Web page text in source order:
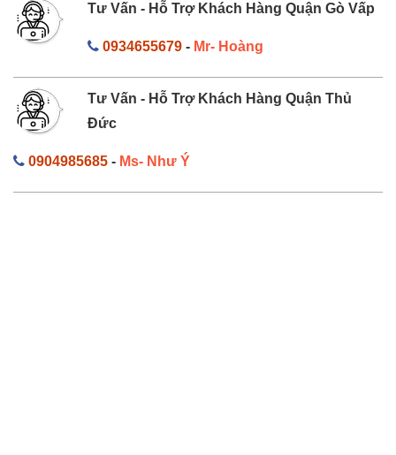
Tư Vấn - Hỗ Trợ Khách Hàng Quận Gò Vấp
0934655679- Mr- Hoàng
Tư Vấn - Hỗ Trợ Khách Hàng Quận Thủ
Đức
0904985685 - Ms- Như Ý